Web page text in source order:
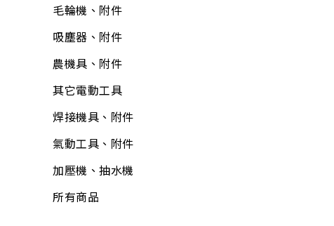
矽利康、填縫膠
氣動工具、附件
逆滲透、淨水器、過
濾器、逆滲透附件
清掃用具
塑鋼土
鉗
電線
消毒、殺菌
居家生活
居家安全
3C用品
冷氣、電視搖控器
汽、機車用品
文具用品
包裝材料
護具
所有商品
所有商品
逆滲透、淨水器、過
濾器、逆滲透配件
熱水器、附件
洗衣機附件
冷氣附件
水塔、水塔附件
水管夾具(管束、管
夾)
所有商品
毛輪機、附件
吸塵器、附件
農機具、附件
其它電動工具
焊接機具、附件
氣動工具、附件
加壓機、抽水機
所有商品